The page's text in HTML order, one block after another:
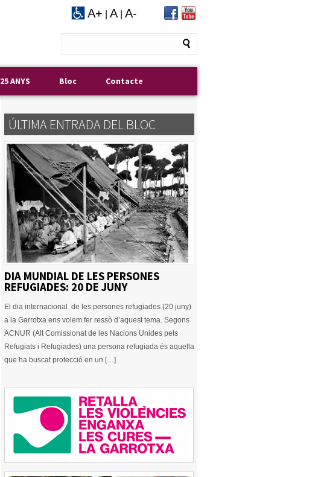
A+ A A-
25 ANYS Bloc Contacte
ÚLTIMA ENTRADA DEL BLOC
DIA MUNDIAL DE LES PERSONES
REFUGIADES: 20 DE JUNY
El dia internacional de les persones refugiades (20 juny)
a la Garrotxa ens volem fer ressò d’aquest tema. Segons
ACNUR (Alt Comissionat de les Nacions Unides pels
Refugiats i Refugiades) una persona refugiada és aquella
que ha buscat protecció en un […]